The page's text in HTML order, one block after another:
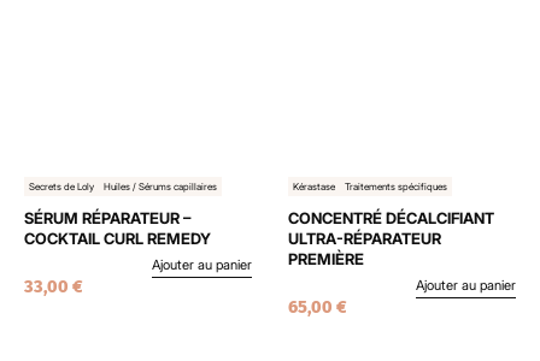
Secrets de Loly Huiles / Sérums capillaires
SÉRUM RÉPARATEUR –
COCKTAIL CURL REMEDY
33,00 €
Ajouter au panier
Kérastase Traitements spécifiques
CONCENTRÉ DÉCALCIFIANT
ULTRA-RÉPARATEUR
PREMIÈRE
65,00 €
Ajouter au panier